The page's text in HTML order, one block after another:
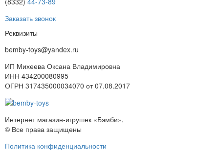
Заказать звонок
Реквизиты
bemby-toys@yandex.ru
ИП Михеева Оксана Владимировна
ИНН 434200080995
ОГРН 317435000034070 от 07.08.2017
Интернет магазин-игрушек «Бэмби»,
© Все права защищены
Политика конфиденциальности